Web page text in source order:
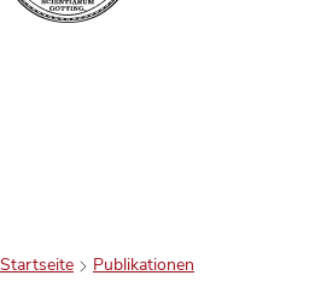
Startseite Publikationen